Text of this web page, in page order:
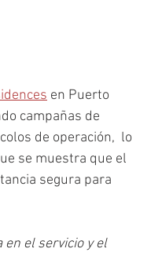
en Puerto
campañas de
de operación,  lo
se muestra que el
segura para
en el servicio y el